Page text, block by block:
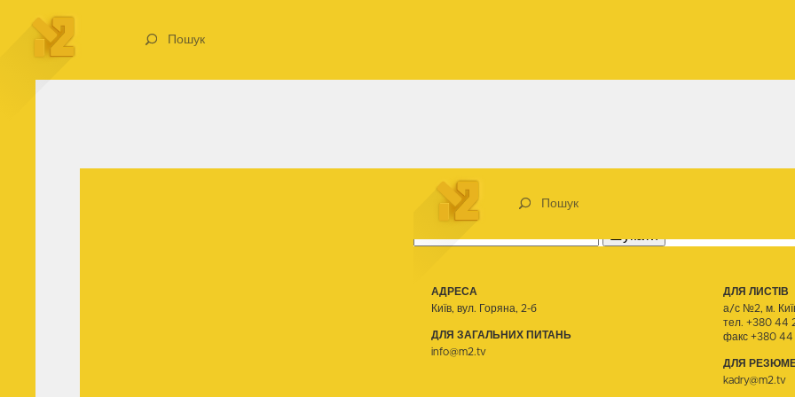
Пошук